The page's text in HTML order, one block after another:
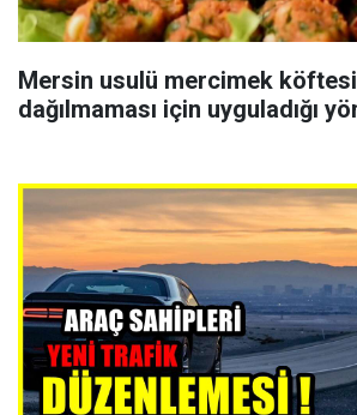
Mersin usulü mercimek
dağılmaması için uyguladığı